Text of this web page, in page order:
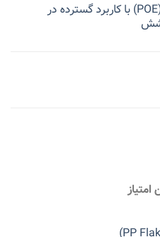
پلی‌اولفین الاستومر (POE) با کاربرد گسترده در
امتیاز